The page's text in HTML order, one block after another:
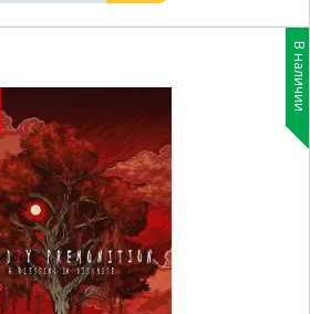
В наличии